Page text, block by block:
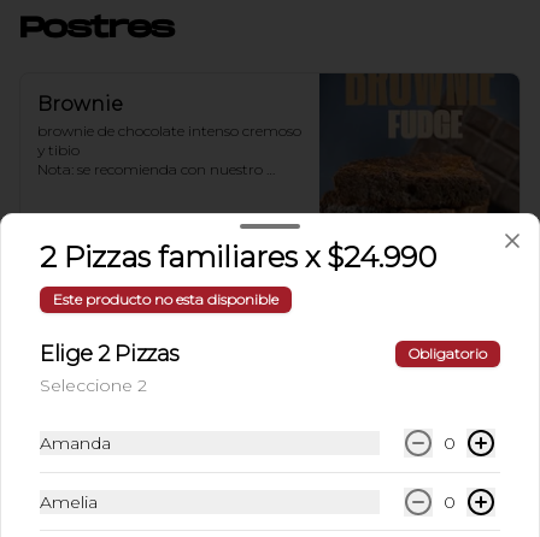
Postres
Brownie
brownie de chocolate intenso cremoso
y tibio
Nota: se recomienda con nuestro
Cinnamon Rolls
2 Rollos de canela recién horneados
cubiertos de un delicioso frosting
$5.500
2 Pizzas familiares x $24.990
Este producto no esta disponible
Elige 2 Pizzas Obligatorio
Seleccione 2
Amanda 0
Amelia 0